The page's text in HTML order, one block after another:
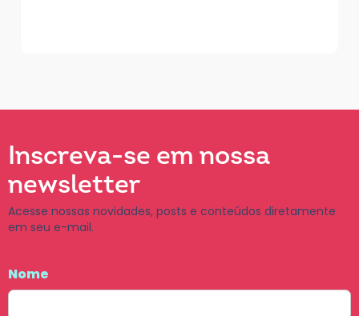
Inscreva-se em nossa
newsletter
Acesse nossas novidades, posts e conteúdos diretamente
em seu e-mail.
Nome